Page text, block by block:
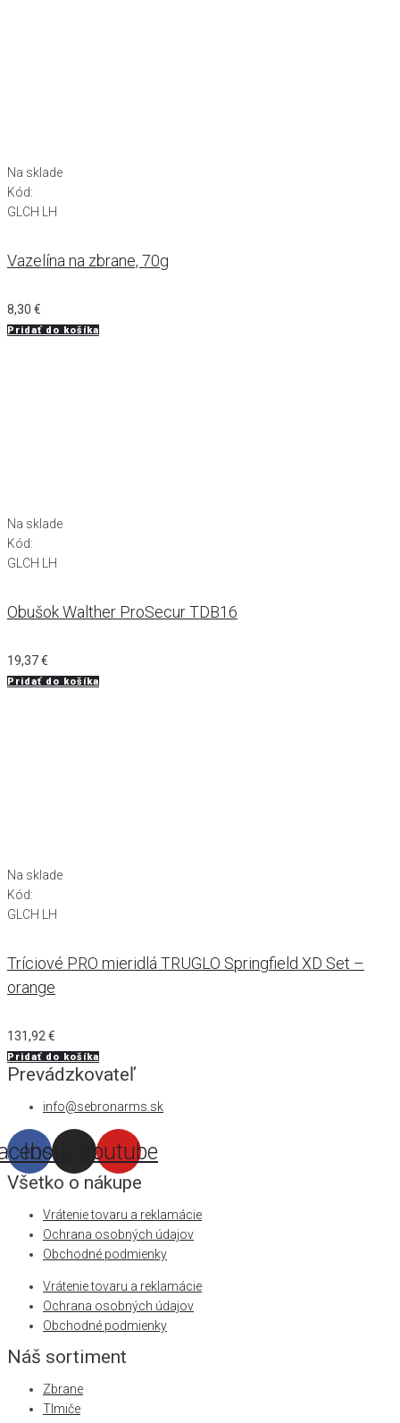
Na sklade
Kód:
GLCH LH
Vazelína na zbrane, 70g
8,30 €
Pridať do košíka
Na sklade
Kód:
GLCH LH
Obušok Walther ProSecur TDB16
19,37€
Pridať do košíka
Na sklade
Kód:
GLCH LH
Tríciové PRO mieridlá TRUGLO Springfield XD Set –
orange
131,92€
Pridať do košíka
Prevádzkovateľ
info@sebronarms.sk
InstagramYoutube
Všetko o nákupe
Vrátenie tovaru a reklamácie
Ochrana osobných údajov
Obchodné podmienky
Vrátenie tovaru a reklamácie
Ochrana osobných údajov
Obchodné podmienky
Náš sortiment
Zbrane
Tlmiče